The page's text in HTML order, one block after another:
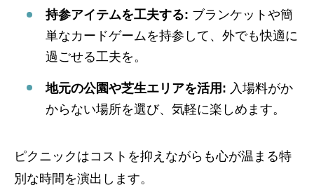
持参アイテムを工夫する: ブランケットや簡
単なカードゲームを持参して、外でも快適に
過ごせる工夫を。
地元の公園や芝生エリアを活用: 入場料がか
からない場所を選び、気軽に楽しめます。
ピクニックはコストを抑えながらも心が温まる特
別な時間を演出します。